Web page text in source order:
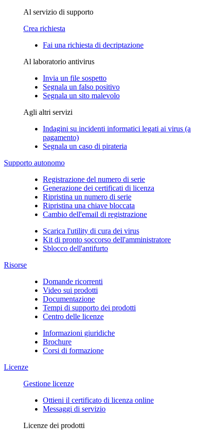
Al servizio di supporto
Crea richiesta
Fai una richiesta di decriptazione
Al laboratorio antivirus
Invia un file sospetto
Segnala un falso positivo
Segnala un sito malevolo
Agli altri servizi
Indagini su incidenti informatici legati ai virus (a
pagamento)
Segnala un caso di pirateria
Supporto autonomo
Registrazione del numero di serie
Generazione dei certificati di licenza
Ripristina un numero di serie
Ripristina una chiave bloccata
Cambio dell'email di registrazione
Scarica l'utility di cura dei virus
Kit di pronto soccorso dell'amministratore
Sblocco dell'antifurto
Risorse
Domande ricorrenti
Video sui prodotti
Documentazione
Tempi di supporto dei prodotti
Centro delle licenze
Informazioni giuridiche
Brochure
Corsi di formazione
Licenze
Gestione licenze
Ottieni il certificato di licenza online
Messaggi di servizio
Licenze dei prodotti